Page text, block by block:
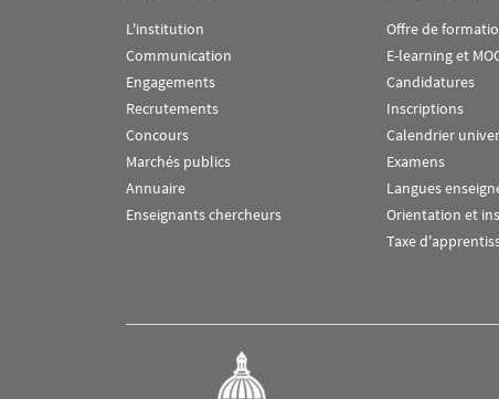
L'institution
Communication
Engagements
Recrutements
Concours
Marchés publics
Annuaire
Enseignants chercheurs
Offre de
E-learning et
Candidatures
Inscriptions
Calendrier
Examens
Langues
Orientation et
Taxe